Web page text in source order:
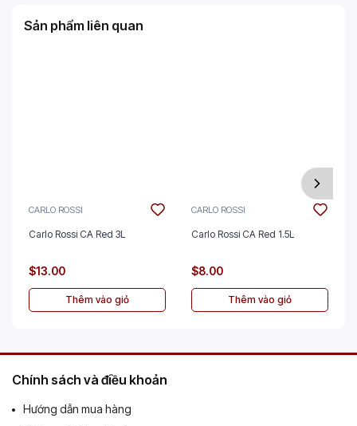
Sản phẩm liên quan
CARLO ROSSI
Carlo Rossi CA Red 3L
$13.00
Thêm vào giỏ
CARLO ROSSI
Carlo Rossi CA Red 1.5L
$8.00
Thêm vào giỏ
Chính sách và điều khoản
Hướng dẫn mua hàng